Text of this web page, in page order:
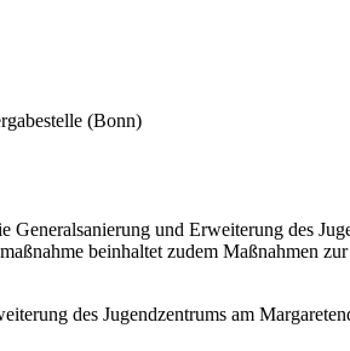
(Bonn)
und Erweiterung des
beinhaltet zudem Maßnahmen
des Jugendzentrums am